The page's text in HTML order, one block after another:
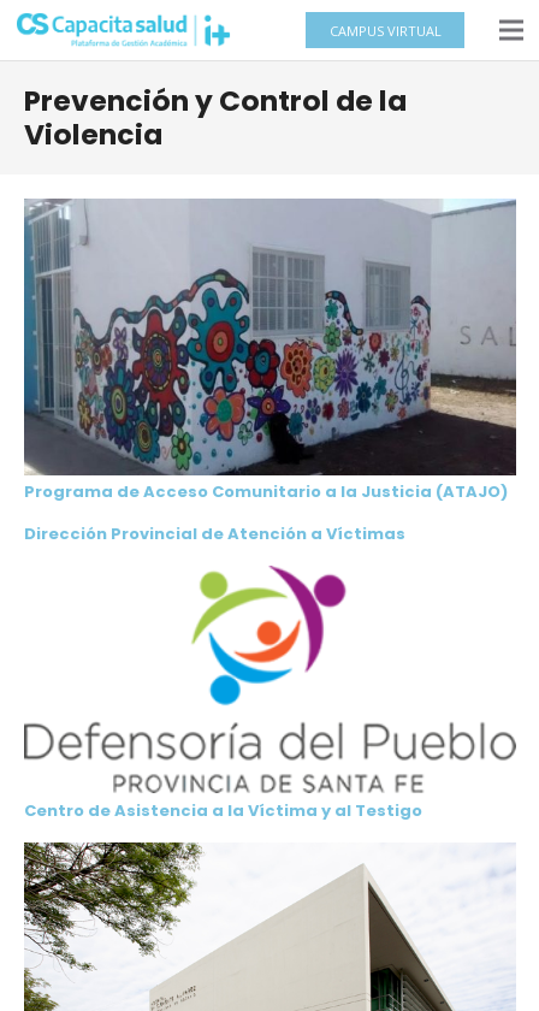
CAMPUS VIRTUAL
Prevención y Control de la
Violencia
Programa de Acceso Comunitario a la Justicia (ATAJO)
Dirección Provincial de Atención a Víctimas
Centro de Asistencia a la Víctima y al Testigo